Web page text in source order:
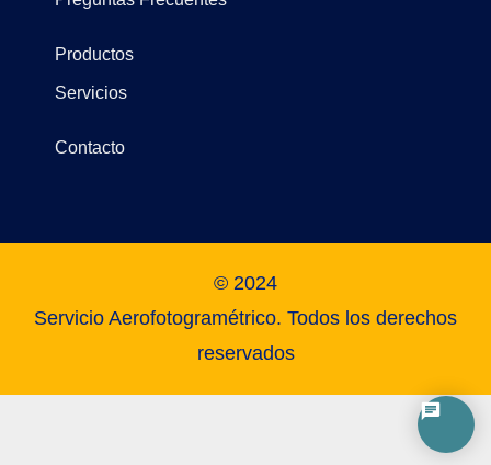
Productos
Servicios
Contacto
© 2024
Servicio Aerofotogramétrico. Todos los derechos
reservados